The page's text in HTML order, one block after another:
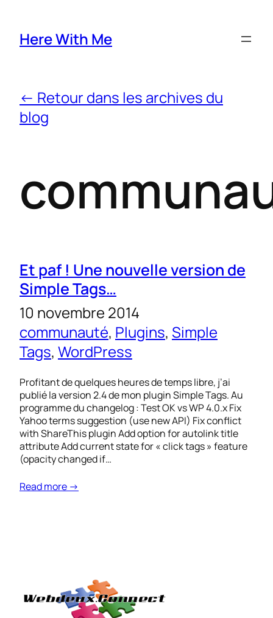
Here With Me
← Retour dans les archives du
blog
Et paf ! Une nouvelle version de
Simple Tags…
10 novembre 2014
communauté, Plugins, Simple
Tags, WordPress
Profitant de quelques heures de temps libre, j’ai
publié la version 2.4 de mon plugin Simple Tags. Au
programme du changelog : Test OK vs WP 4.0.x Fix
Yahoo terms suggestion (use new API) Fix conflict
with ShareThis plugin Add option for autolink title
attribute Add current state for « click tags » feature
(opacity changed if…
Read more →